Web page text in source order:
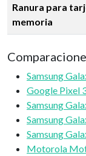
Ranura para
memoria
Samsung
Google Pixel
Samsung
Samsung
Samsung
Motorola